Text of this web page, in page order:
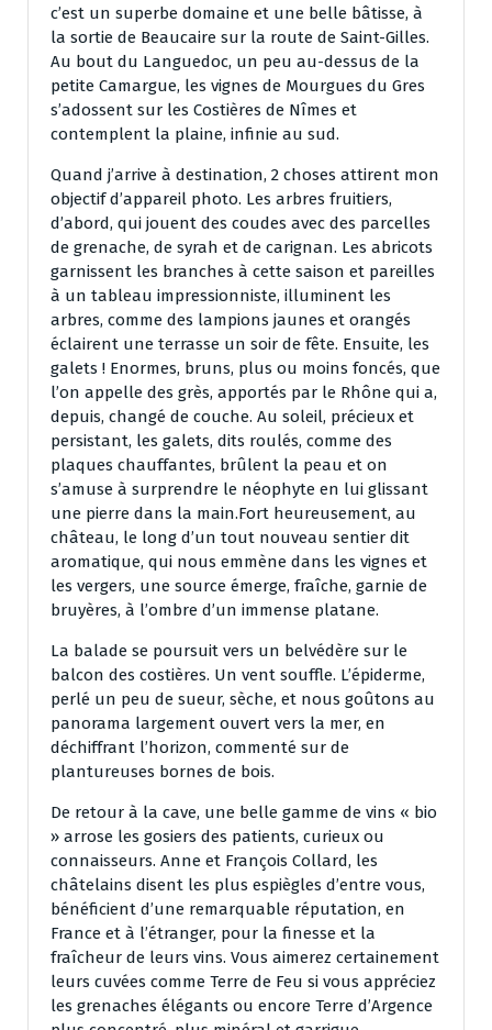
c’est un superbe domaine et une belle bâtisse, à
la sortie de Beaucaire sur la route de Saint-Gilles.
Au bout du Languedoc, un peu au-dessus de la
petite Camargue, les vignes de Mourgues du Gres
s’adossent sur les Costières de Nîmes et
contemplent la plaine, infinie au sud.
Quand j’arrive à destination, 2 choses attirent mon
objectif d’appareil photo. Les arbres fruitiers,
d’abord, qui jouent des coudes avec des parcelles
de grenache, de syrah et de carignan. Les abricots
garnissent les branches à cette saison et pareilles
à un tableau impressionniste, illuminent les
arbres, comme des lampions jaunes et orangés
éclairent une terrasse un soir de fête. Ensuite, les
galets ! Enormes, bruns, plus ou moins foncés, que
l’on appelle des grès, apportés par le Rhône qui a,
depuis, changé de couche. Au soleil, précieux et
persistant, les galets, dits roulés, comme des
plaques chauffantes, brûlent la peau et on
s’amuse à surprendre le néophyte en lui glissant
une pierre dans la main.Fort heureusement, au
château, le long d’un tout nouveau sentier dit
aromatique, qui nous emmène dans les vignes et
les vergers, une source émerge, fraîche, garnie de
bruyères, à l’ombre d’un immense platane.
La balade se poursuit vers un belvédère sur le
balcon des costières. Un vent souffle. L’épiderme,
perlé un peu de sueur, sèche, et nous goûtons au
panorama largement ouvert vers la mer, en
déchiffrant l’horizon, commenté sur de
plantureuses bornes de bois.
De retour à la cave, une belle gamme de vins « bio
» arrose les gosiers des patients, curieux ou
connaisseurs. Anne et François Collard, les
châtelains disent les plus espiègles d’entre vous,
bénéficient d’une remarquable réputation, en
France et à l’étranger, pour la finesse et la
fraîcheur de leurs vins. Vous aimerez certainement
leurs cuvées comme Terre de Feu si vous appréciez
les grenaches élégants ou encore Terre d’Argence